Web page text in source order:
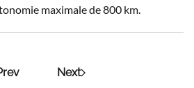
maximale de 800 km.
Next